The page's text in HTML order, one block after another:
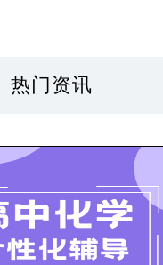
热门资讯